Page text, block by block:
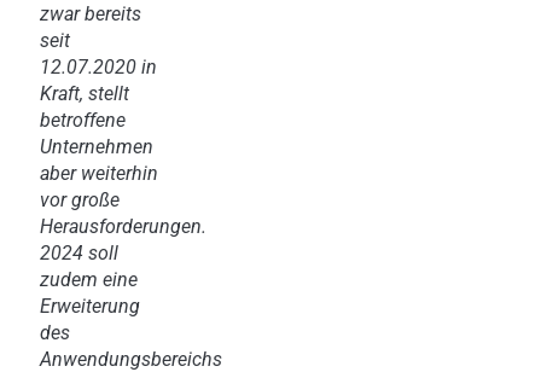
zwar bereits
seit
12.07.2020 in
Kraft, stellt
betroffene
Unternehmen
aber weiterhin
vor große
Herausforderungen.
2024 soll
zudem eine
Erweiterung
des
Anwendungsbereichs